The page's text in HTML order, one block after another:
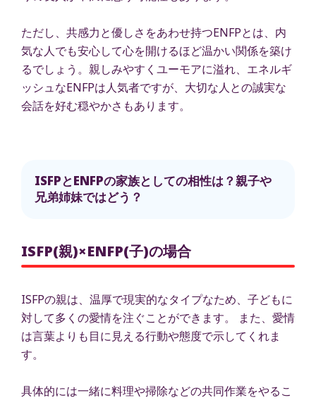
ただし、共感力と優しさをあわせ持つENFPとは、内
気な人でも安心して心を開けるほど温かい関係を築け
るでしょう。親しみやすくユーモアに溢れ、エネルギ
ッシュなENFPは人気者ですが、大切な人との誠実な
会話を好む穏やかさもあります。
ISFPとENFPの家族としての相性は？親子や
兄弟姉妹ではどう？
ISFP(親)×ENFP(子)の場合
ISFPの親は、温厚で現実的なタイプなため、子どもに
対して多くの愛情を注ぐことができます。 また、愛情
は言葉よりも目に見える行動や態度で示してくれま
す。
具体的には一緒に料理や掃除などの共同作業をやるこ